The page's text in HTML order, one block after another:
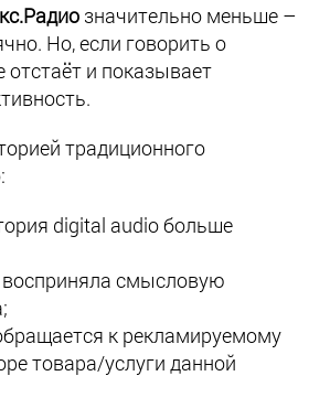
значительно меньше –
Но, если говорить о
отстаёт и показывает
традиционного
digital audio больше
смысловую
к рекламируемому
товара/услуги данной